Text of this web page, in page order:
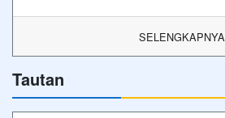
SELENGKAPNYA
Tautan